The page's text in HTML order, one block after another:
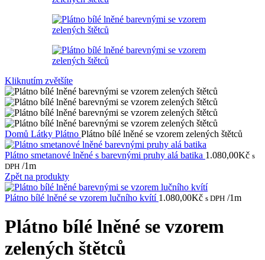
Kliknutím zvětšíte
Domů Látky Plátno Plátno bílé lněné se vzorem zelených štětců
Plátno smetanové lněné s barevnými pruhy alá batika 1.080,00Kč s
DPH /1m
Zpět na produkty
Plátno bílé lněné se vzorem lučního kvítí 1.080,00Kč s DPH /1m
Plátno bílé lněné se vzorem
zelených štětců